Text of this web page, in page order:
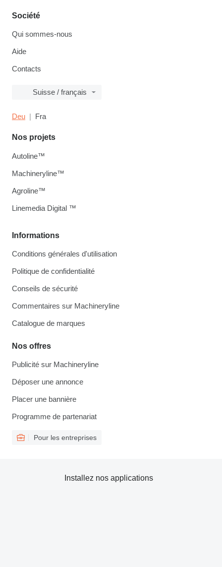
Société
Qui sommes-nous
Aide
Contacts
Suisse / français
Deu Fra
Informations
Conditions générales d'utilisation
Politique de confidentialité
Conseils de sécurité
Commentaires sur Machineryline
Catalogue de marques
Nos offres
Publicité sur Machineryline
Déposer une annonce
Placer une bannière
Programme de partenariat
Pour les entreprises
Nos projets
Autoline™
Machineryline™
Agroline™
Linemedia Digital ™
Installez nos applications